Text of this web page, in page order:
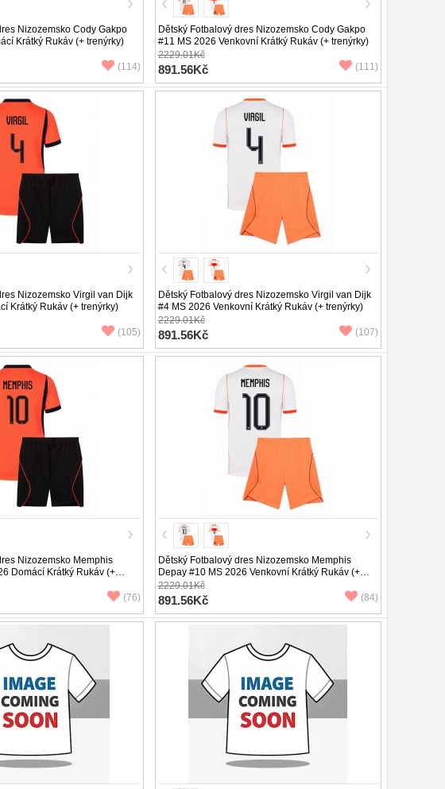
Nizozemsko Cody Gakpo
Krátký Rukáv (+ trenýrky)
(114)
Dětský Fotbalový dres Nizozemsko Cody Gakpo
#11 MS 2026 Venkovní Krátký Rukáv (+ trenýrky)
2229.01Kč
891.56Kč (111)
Nizozemsko Virgil van Dijk
Krátký Rukáv (+ trenýrky)
(105)
Dětský Fotbalový dres Nizozemsko Virgil van Dijk
#4 MS 2026 Venkovní Krátký Rukáv (+ trenýrky)
2229.01Kč
891.56Kč (107)
Nizozemsko Memphis
Domácí Krátký Rukáv (+
(76)
Dětský Fotbalový dres Nizozemsko Memphis
Depay #10 MS 2026 Venkovní Krátký Rukáv (+
trenýrky)
2229.01Kč
891.56Kč (84)